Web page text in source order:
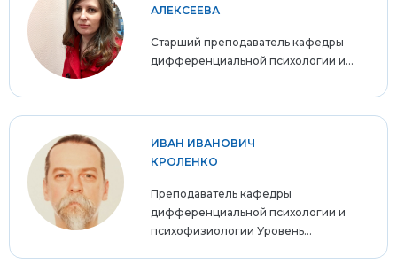
АЛЕКСЕЕВА
Старший преподаватель кафедры
дифференциальной психологии и...
ИВАН ИВАНОВИЧ
КРОЛЕНКО
Преподаватель кафедры
дифференциальной психологии и
психофизиологии Уровень...